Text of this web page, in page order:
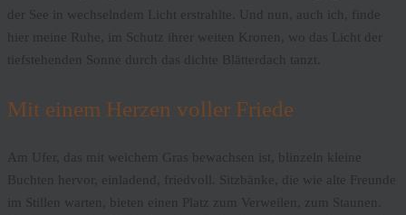
der See in wechselndem Licht erstrahlte. Und nun, auch ich, finde
hier meine Ruhe, im Schutz ihrer weiten Kronen, wo das Licht der
tiefstehenden Sonne durch das dichte Blätterdach tanzt.
Mit einem Herzen voller Friede
Am Ufer, das mit weichem Gras bewachsen ist, blinzeln kleine
Buchten hervor, einladend, friedvoll. Sitzbänke, die wie alte Freunde
im Stillen warten, bieten einen Platz zum Verweilen, zum Staunen.